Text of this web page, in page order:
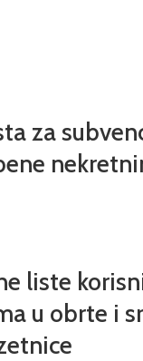
za
liste
u obrte i